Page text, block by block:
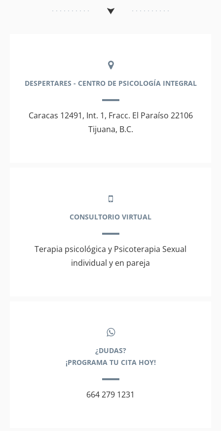
DESPERTARES - CENTRO DE PSICOLOGÍA INTEGRAL
Caracas 12491, Int. 1, Fracc. El Paraíso 22106
Tijuana, B.C.
CONSULTORIO VIRTUAL
Terapia psicológica y Psicoterapia Sexual
individual y en pareja
¿DUDAS?
¡PROGRAMA TU CITA HOY!
664 279 1231